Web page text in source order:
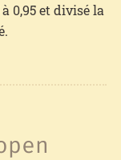
0,95 et divisé la